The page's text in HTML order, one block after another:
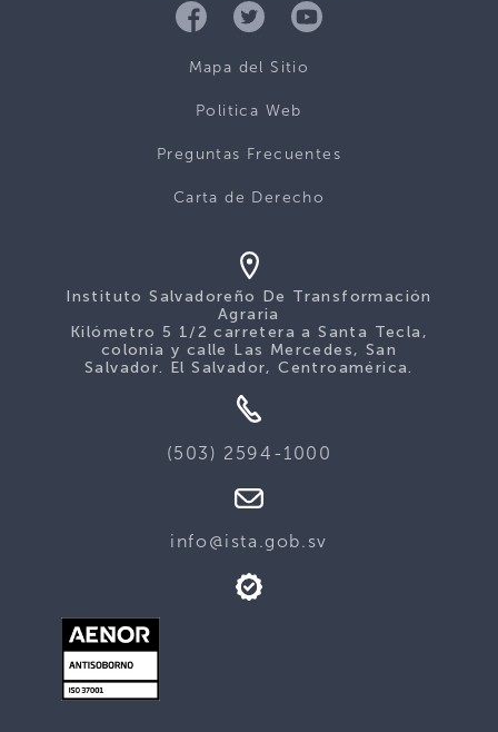
Mapa del Sitio
Politica Web
Preguntas Frecuentes
Carta de Derecho
Instituto Salvadoreño De Transformación
Agraria
Kilómetro 5 1/2 carretera a Santa Tecla,
colonia y calle Las Mercedes, San
Salvador. El Salvador, Centroamérica.
(503) 2594-1000
info@ista.gob.sv